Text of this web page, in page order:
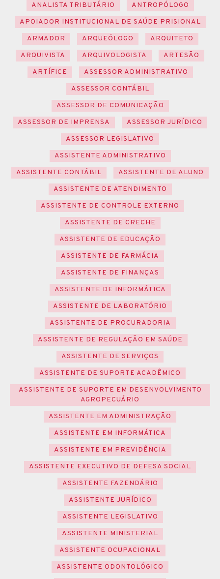
ANALISTA TRIBUTÁRIO
ANTROPÓLOGO
APOIADOR INSTITUCIONAL DE SAÚDE PRISIONAL
ARMADOR
ARQUEÓLOGO
ARQUITETO
ARQUIVISTA
ARQUIVOLOGISTA
ARTESÃO
ARTÍFICE
ASSESSOR ADMINISTRATIVO
ASSESSOR CONTÁBIL
ASSESSOR DE COMUNICAÇÃO
ASSESSOR DE IMPRENSA
ASSESSOR JURÍDICO
ASSESSOR LEGISLATIVO
ASSISTENTE ADMINISTRATIVO
ASSISTENTE CONTÁBIL
ASSISTENTE DE ALUNO
ASSISTENTE DE ATENDIMENTO
ASSISTENTE DE CONTROLE EXTERNO
ASSISTENTE DE CRECHE
ASSISTENTE DE EDUCAÇÃO
ASSISTENTE DE FARMÁCIA
ASSISTENTE DE FINANÇAS
ASSISTENTE DE INFORMÁTICA
ASSISTENTE DE LABORATÓRIO
ASSISTENTE DE PROCURADORIA
ASSISTENTE DE REGULAÇÃO EM SAÚDE
ASSISTENTE DE SERVIÇOS
ASSISTENTE DE SUPORTE ACADÊMICO
ASSISTENTE DE SUPORTE EM DESENVOLVIMENTO
AGROPECUÁRIO
ASSISTENTE EM ADMINISTRAÇÃO
ASSISTENTE EM INFORMÁTICA
ASSISTENTE EM PREVIDÊNCIA
ASSISTENTE EXECUTIVO DE DEFESA SOCIAL
ASSISTENTE FAZENDÁRIO
ASSISTENTE JURÍDICO
ASSISTENTE LEGISLATIVO
ASSISTENTE MINISTERIAL
ASSISTENTE OCUPACIONAL
ASSISTENTE ODONTOLÓGICO